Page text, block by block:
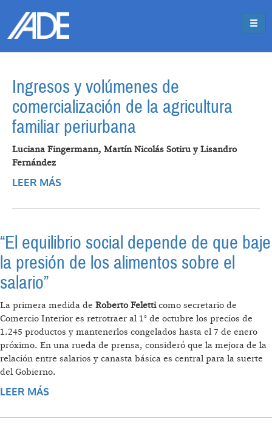
Ingresos y volúmenes de
comercialización de la agricultura
familiar periurbana
Luciana Fingermann, Martín Nicolás Sotiru y Lisandro
Fernández
LEER MÁS
FAMILIAR PERIURBANA
“El equilibrio social depende de que baje
la presión de los alimentos sobre el
salario”
La primera medida de Roberto Feletticomo secretario de
Comercio Interior es retrotraer al 1° de octubre los precios de
1.245 productos y mantenerlos congelados hasta el 7 de enero
próximo. En una rueda de prensa, consideró que la mejora de la
relación entre salarios y canasta básica es central para la suerte
del Gobierno.
LEER MÁS
SOBRE EL SALARIO”